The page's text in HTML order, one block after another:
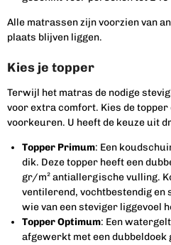
Alle matrassen zijn voorzien van
plaats blijven liggen.
Kies je topper
Terwijl het matras de nodige
voor extra comfort. Kies de
voorkeuren. U heeft de keuze uit
Topper Primum: Een
dik. Deze topper heeft een
gr/m² antiallergische vulling.
ventilerend, vochtbestendig en
wie van een steviger liggevoel
Topper Optimum: Een
afgewerkt met een